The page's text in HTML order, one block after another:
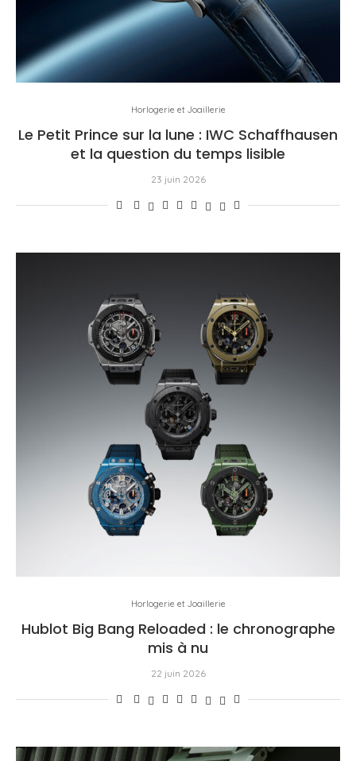
Horlogerie et Joaillerie
Le Petit Prince sur la lune : IWC Schaffhausen
et la question du temps lisible
23 juin 2026
Horlogerie et Joaillerie
Hublot Big Bang Reloaded : le chronographe
mis à nu
22 juin 2026